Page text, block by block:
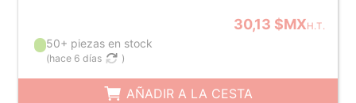
30,13 $MXH.T.
50+ piezas en stock
(hace 6 días )
AÑADIR A LA CESTA